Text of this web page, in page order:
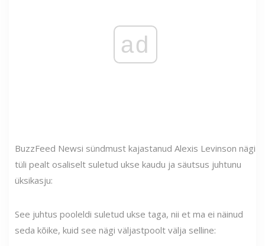
ad
BuzzFeed Newsi sündmust kajastanud Alexis Levinson nägi
tüli pealt osaliselt suletud ukse kaudu ja säutsus juhtunu
üksikasju:
See juhtus pooleldi suletud ukse taga, nii et ma ei näinud
seda kõike, kuid see nägi väljastpoolt välja selline: